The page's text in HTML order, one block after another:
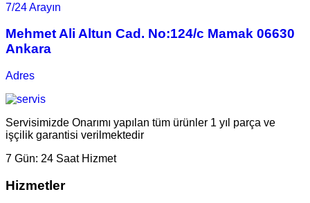
7/24 Arayın
Mehmet Ali Altun Cad. No:124/c Mamak 06630
Ankara
Adres
Servisimizde Onarımı yapılan tüm ürünler 1 yıl parça ve
işçilik garantisi verilmektedir
7 Gün: 24 Saat Hizmet
Hizmetler